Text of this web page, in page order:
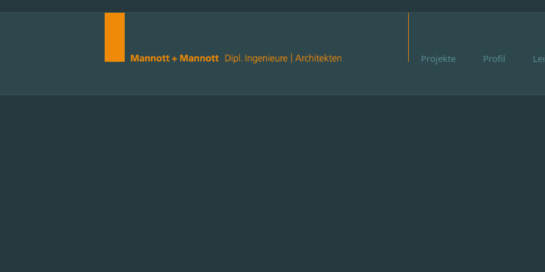
Projekte Profil